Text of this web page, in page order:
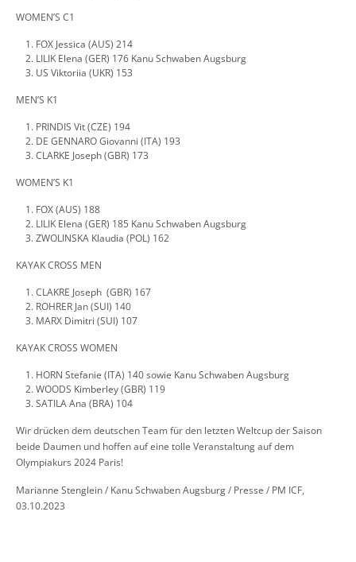
WOMEN’S C1
FOX Jessica (AUS) 214
LILIK Elena (GER) 176 Kanu Schwaben Augsburg
US Viktoriia (UKR) 153
MEN’S K1
PRINDIS Vit (CZE) 194
DE GENNARO Giovanni (ITA) 193
CLARKE Joseph (GBR) 173
WOMEN’S K1
FOX (AUS) 188
LILIK Elena (GER) 185 Kanu Schwaben Augsburg
ZWOLINSKA Klaudia (POL) 162
KAYAK CROSS MEN
CLAKRE Joseph (GBR) 167
ROHRER Jan (SUI) 140
MARX Dimitri (SUI) 107
KAYAK CROSS WOMEN
HORN Stefanie (ITA) 140 sowie Kanu Schwaben Augsburg
WOODS Kimberley (GBR) 119
SATILA Ana (BRA) 104
Wir drücken dem deutschen Team für den letzten Weltcup der Saison
beide Daumen und hoffen auf eine tolle Veranstaltung auf dem
Olympiakurs 2024 Paris!
Marianne Stenglein / Kanu Schwaben Augsburg / Presse / PM ICF,
03.10.2023